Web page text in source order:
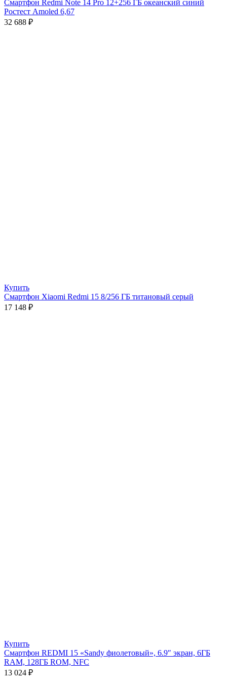
Смартфон Redmi Note 14 Pro 12+256 ГБ океанский синий
Ростест Amoled 6,67
32 688 ₽
Купить
Смартфон Xiaomi Redmi 15 8/256 ГБ титановый серый
17 148 ₽
Купить
Смартфон REDMI 15 «Sandy фиолетовый», 6.9″ экран, 6ГБ
RAM, 128ГБ ROM, NFC
13 024 ₽